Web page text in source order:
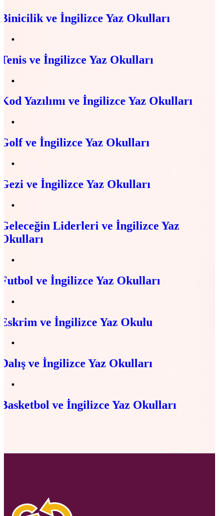
Binicilik ve İngilizce Yaz Okulları
Tenis ve İngilizce Yaz Okulları
Kod Yazılımı ve İngilizce Yaz Okulları
Golf ve İngilizce Yaz Okulları
Gezi ve İngilizce Yaz Okulları
Geleceğin Liderleri ve İngilizce Yaz
Okulları
Futbol ve İngilizce Yaz Okulları
Eskrim ve İngilizce Yaz Okulu
Dalış ve İngilizce Yaz Okulları
Basketbol ve İngilizce Yaz Okulları